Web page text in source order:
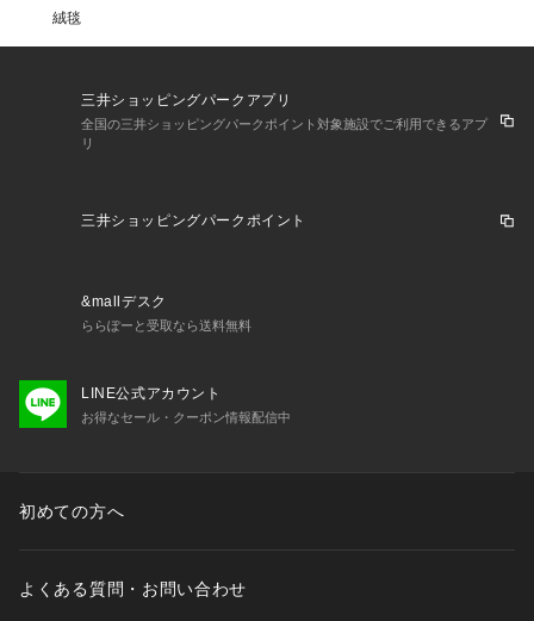
ード★ミニマット 円形 通販 ラグ マット ラグマット 小さめ 玄
絨毯
三井ショッピングパークアプリ
全国の三井ショッピングパークポイント対象施設でご利用できるアプ
リ
三井ショッピングパークポイント
&mallデスク
ららぽーと受取なら送料無料
LINE公式アカウント
お得なセール・クーポン情報配信中
初めての方へ
よくある質問・お問い合わせ